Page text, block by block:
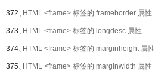
372、HTML <frame> 标签的 frameborder 属性
373、HTML <frame> 标签的 longdesc 属性
374、HTML <frame> 标签的 marginheight 属性
375、HTML <frame> 标签的 marginwidth 属性